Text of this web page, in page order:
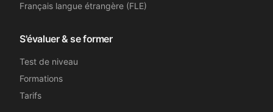
Français langue étrangère (FLE)
S'évaluer & se former
Test de niveau
Formations
Tarifs